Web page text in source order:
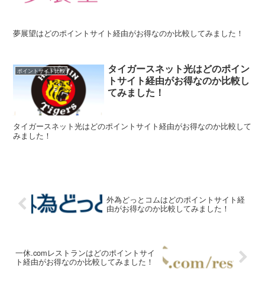
夢展望はどのポイントサイト経由がお得なのか比較してみました！
ポイントサイト比較
タイガースネット光はどのポイン
トサイト経由がお得なのか比較し
てみました！
タイガースネット光はどのポイントサイト経由がお得なのか比較して
みました！
外為どっとコムはどのポイントサイト経
由がお得なのか比較してみました！
一休.comレストランはどのポイントサイ
ト経由がお得なのか比較してみました！